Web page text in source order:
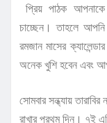
প্রিয় পাঠক আপনাকে
চাচ্ছেন। তাহলে
রমজান মাসের
অনেক খুশি হবেন এবং
সোমবার সন্ধ্যায়
রাখার প্রথম দিন। ৭ই